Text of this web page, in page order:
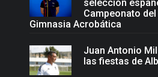
selección
Campeonato
Gimnasia Acrobática
Juan Antonio
las fiestas de